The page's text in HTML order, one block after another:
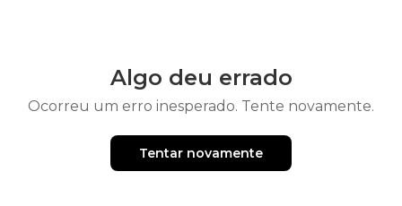
Algo deu errado
Ocorreu um erro inesperado. Tente novamente.
Tentar novamente